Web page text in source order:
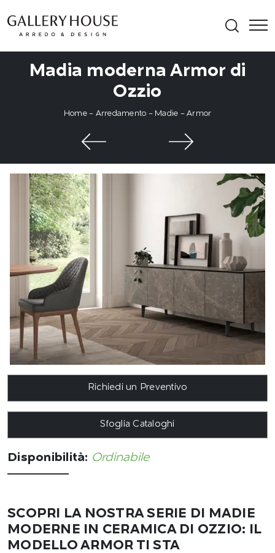
Madia moderna Armor di
Ozzio
Home- Arredamento - Madie - Armor
Richiedi un Preventivo
Sfoglia Cataloghi
Disponibilità: Ordinabile
SCOPRI LA NOSTRA SERIE DI MADIE
MODERNE IN CERAMICA DI OZZIO: IL
MODELLO ARMOR TI STA